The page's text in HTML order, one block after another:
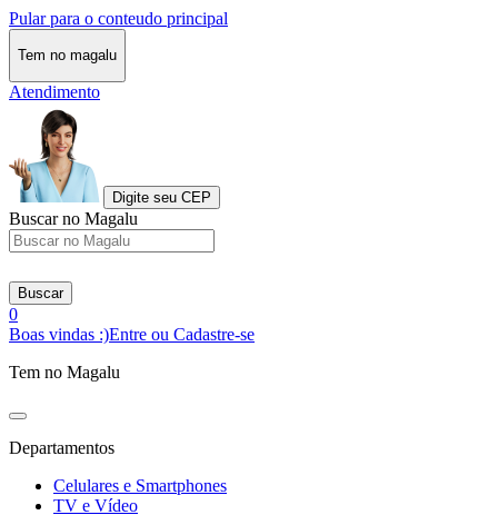
Pular para o conteudo principal
Tem no magalu
Atendimento
Digite seu CEP
Buscar no Magalu
Buscar
0
Boas vindas :)Entre ou Cadastre-se
Tem no Magalu
Departamentos
Celulares e Smartphones
TV e Vídeo